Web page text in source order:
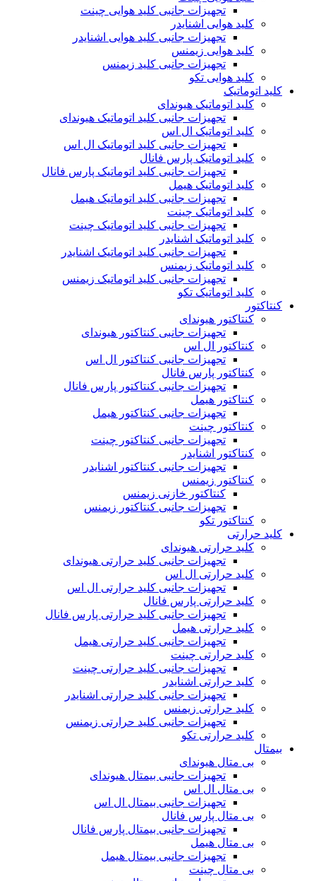
تجهیزات جانبی کلید هوایی چینت
کلید هوایی اشنایدر
تجهیزات جانبی کلید هوایی اشنایدر
کلید هوایی زیمنس
تجهیزات جانبی کلید زیمنس
کلید هوایی تکو
کلید اتوماتیک
کلید اتوماتیک هیوندای
تجهیزات جانبی کلید اتوماتیک هیوندای
کلید اتوماتیک ال اس
تجهیزات جانبی کلید اتوماتیک ال اس
کلید اتوماتیک پارس فانال
تجهیزات جانبی کلید اتوماتیک پارس فانال
کلید اتوماتیک هیمل
تجهیزات جانبی کلید اتوماتیک هیمل
کلید اتوماتیک چینت
تجهیزات جانبی کلید اتوماتیک چینت
کلید اتوماتیک اشنایدر
تجهیزات جانبی کلید اتوماتیک اشنایدر
کلید اتوماتیک زیمنس
تجهیزات جانبی کلید اتوماتیک زیمنس
کلید اتوماتیک تکو
کنتاکتور
کنتاکتور هیوندای
تجهیزات جانبی کنتاکتور هیوندای
کنتاکتور ال اس
تجهیزات جانبی کنتاکتور ال اس
کنتاکتور پارس فانال
تجهیزات جانبی کنتاکتور پارس فانال
کنتاکتور هیمل
تجهیزات جانبی کنتاکتور هیمل
کنتاکتور چینت
تجهیزات جانبی کنتاکتور چینت
کنتاکتور اشنایدر
تجهیزات جانبی کنتاکتور اشنایدر
کنتاکتور زیمنس
کنتاکتور خازنی زیمنس
تجهیزات جانبی کنتاکتور زیمنس
کنتاکتور تکو
کلید حرارتی
کلید حرارتی هیوندای
تجهیزات جانبی کلید حرارتی هیوندای
کلید حرارتی ال اس
تجهیزات جانبی کلید حرارتی ال اس
کلید حرارتی پارس فانال
تجهیزات جانبی کلید حرارتی پارس فانال
کلید حرارتی هیمل
تجهیزات جانبی کلید حرارتی هیمل
کلید حرارتی چینت
تجهیزات جانبی کلید حرارتی چینت
کلید حرارتی اشنایدر
تجهیزات جانبی کلید حرارتی اشنایدر
کلید حرارتی زیمنس
تجهیزات جانبی کلید حرارتی زیمنس
کلید حرارتی تکو
بیمتال
بی متال هیوندای
تجهیزات جانبی بیمتال هیوندای
بی متال ال اس
تجهیزات جانبی بیمتال ال اس
بی متال پارس فانال
تجهیزات جانبی بیمتال پارس فانال
بی متال هیمل
تجهیزات جانبی بیمتال هیمل
بی متال چینت